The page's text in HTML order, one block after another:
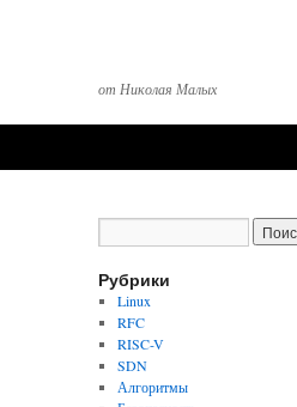
от Николая Малых
Рубрики
Linux
RFC
RISC-V
SDN
Алгоритмы